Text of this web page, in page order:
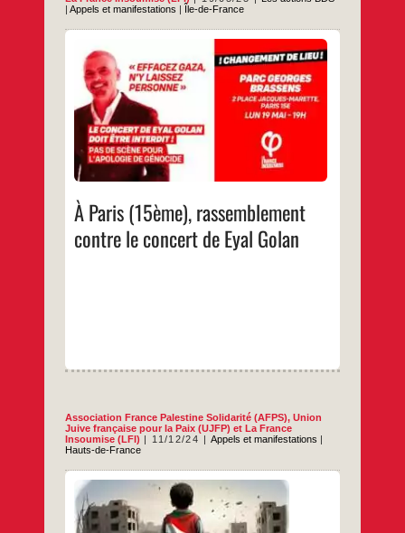
|Appels et manifestations | Île-de-France
À Paris (15ème), rassemblement
contre le concert de Eyal Golan
…
Association France Palestine Solidarité (AFPS),Union
Juive française pour la Paix (UJFP) etLa France
Insoumise (LFI)
11/12/24 Appels et manifestations |
Hauts-de-France
Avec Richard Wagman de l’UJFP, Michel Le
Drogo de l’AFPS Beauvais et Ramy Shaath
militant palestinien